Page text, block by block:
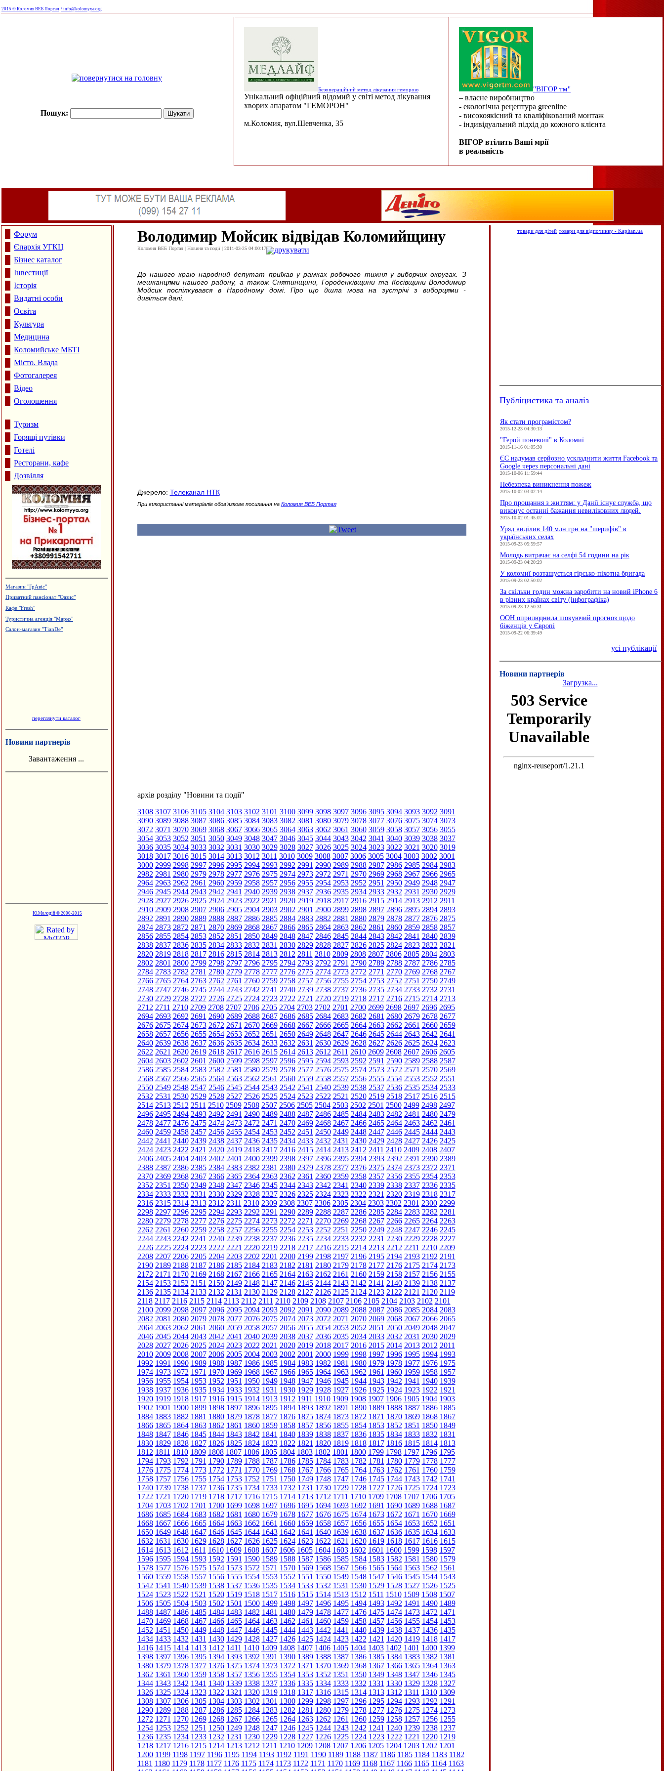
2015 © Коломия ВЕБ Портал / info@kolomyya.org
Пошук:
Безопераційний метод лікування геморою
Унікальний офіційний відомий у світі метод лікування
хворих апаратом "ГЕМОРОН"
м.Коломия, вул.Шевченка, 35
"ВІГОР тм"
– власне виробництво
- екологічна рецептура greenline
- високоякісний та кваліфікований монтаж
- індивідуальний підхід до кожного клієнта
ВІГОР втілить Ваші мрії
в реальність
Форум
Єпархія УГКЦ
Бізнес каталог
Інвестиції
Історія
Видатні особи
Освіта
Культура
Медицина
Коломийське МБТІ
Місто. Влада
Фотогалерея
Відео
Оголошення
Туризм
Горящі путівки
Готелі
Ресторани, кафе
Дозвілля
Магазин "ГрАвіс"
Приватний пансіонат "Оазис"
Кафе "Fresh"
Туристична агенція "Марко"
Салон-магазин "TianDe"
переглянути каталог
Новини партнерів
Завантаження ...
Ю.Молодій © 2000-2015
Володимир Мойсик відвідав Коломийщину
Коломия ВЕБ Портал | Новини та події | 2011-03-25 04:00:17 друкувати
До нашого краю народний депутат приїхав у рамках робочого тижня у виборчих округах. З
мешканцями нашого району, а також Снятинщини, Городенківщини та Косівщини Володимир
Мойсик поспілкувався в Народному домі. Про що йшла мова на зустрічі з виборцями -
дивіться далі.
Джерело: Телеканал НТК
При використанні матеріалів обов'язкове посилання на Коломия ВЕБ Портал
архів розділу "Новини та події"
3108 3107 3106 3105 3104 3103 3102 3101 3100 3099 3098 3097 3096 3095 3094 3093 3092 3091
3090 3089 3088 3087 3086 3085 3084 3083 3082 3081 3080 3079 3078 3077 3076 3075 3074 3073
3072 3071 3070 3069 3068 3067 3066 3065 3064 3063 3062 3061 3060 3059 3058 3057 3056 3055
3054 3053 3052 3051 3050 3049 3048 3047 3046 3045 3044 3043 3042 3041 3040 3039 3038 3037
3036 3035 3034 3033 3032 3031 3030 3029 3028 3027 3026 3025 3024 3023 3022 3021 3020 3019
3018 3017 3016 3015 3014 3013 3012 3011 3010 3009 3008 3007 3006 3005 3004 3003 3002 3001
3000 2999 2998 2997 2996 2995 2994 2993 2992 2991 2990 2989 2988 2987 2986 2985 2984 2983
2982 2981 2980 2979 2978 2977 2976 2975 2974 2973 2972 2971 2970 2969 2968 2967 2966 2965
2964 2963 2962 2961 2960 2959 2958 2957 2956 2955 2954 2953 2952 2951 2950 2949 2948 2947
2946 2945 2944 2943 2942 2941 2940 2939 2938 2937 2936 2935 2934 2933 2932 2931 2930 2929
2928 2927 2926 2925 2924 2923 2922 2921 2920 2919 2918 2917 2916 2915 2914 2913 2912 2911
2910 2909 2908 2907 2906 2905 2904 2903 2902 2901 2900 2899 2898 2897 2896 2895 2894 2893
2892 2891 2890 2889 2888 2887 2886 2885 2884 2883 2882 2881 2880 2879 2878 2877 2876 2875
2874 2873 2872 2871 2870 2869 2868 2867 2866 2865 2864 2863 2862 2861 2860 2859 2858 2857
2856 2855 2854 2853 2852 2851 2850 2849 2848 2847 2846 2845 2844 2843 2842 2841 2840 2839
2838 2837 2836 2835 2834 2833 2832 2831 2830 2829 2828 2827 2826 2825 2824 2823 2822 2821
2820 2819 2818 2817 2816 2815 2814 2813 2812 2811 2810 2809 2808 2807 2806 2805 2804 2803
2802 2801 2800 2799 2798 2797 2796 2795 2794 2793 2792 2791 2790 2789 2788 2787 2786 2785
2784 2783 2782 2781 2780 2779 2778 2777 2776 2775 2774 2773 2772 2771 2770 2769 2768 2767
2766 2765 2764 2763 2762 2761 2760 2759 2758 2757 2756 2755 2754 2753 2752 2751 2750 2749
2748 2747 2746 2745 2744 2743 2742 2741 2740 2739 2738 2737 2736 2735 2734 2733 2732 2731
2730 2729 2728 2727 2726 2725 2724 2723 2722 2721 2720 2719 2718 2717 2716 2715 2714 2713
2712 2711 2710 2709 2708 2707 2706 2705 2704 2703 2702 2701 2700 2699 2698 2697 2696 2695
2694 2693 2692 2691 2690 2689 2688 2687 2686 2685 2684 2683 2682 2681 2680 2679 2678 2677
2676 2675 2674 2673 2672 2671 2670 2669 2668 2667 2666 2665 2664 2663 2662 2661 2660 2659
2658 2657 2656 2655 2654 2653 2652 2651 2650 2649 2648 2647 2646 2645 2644 2643 2642 2641
2640 2639 2638 2637 2636 2635 2634 2633 2632 2631 2630 2629 2628 2627 2626 2625 2624 2623
2622 2621 2620 2619 2618 2617 2616 2615 2614 2613 2612 2611 2610 2609 2608 2607 2606 2605
2604 2603 2602 2601 2600 2599 2598 2597 2596 2595 2594 2593 2592 2591 2590 2589 2588 2587
2586 2585 2584 2583 2582 2581 2580 2579 2578 2577 2576 2575 2574 2573 2572 2571 2570 2569
2568 2567 2566 2565 2564 2563 2562 2561 2560 2559 2558 2557 2556 2555 2554 2553 2552 2551
2550 2549 2548 2547 2546 2545 2544 2543 2542 2541 2540 2539 2538 2537 2536 2535 2534 2533
2532 2531 2530 2529 2528 2527 2526 2525 2524 2523 2522 2521 2520 2519 2518 2517 2516 2515
2514 2513 2512 2511 2510 2509 2508 2507 2506 2505 2504 2503 2502 2501 2500 2499 2498 2497
2496 2495 2494 2493 2492 2491 2490 2489 2488 2487 2486 2485 2484 2483 2482 2481 2480 2479
2478 2477 2476 2475 2474 2473 2472 2471 2470 2469 2468 2467 2466 2465 2464 2463 2462 2461
2460 2459 2458 2457 2456 2455 2454 2453 2452 2451 2450 2449 2448 2447 2446 2445 2444 2443
2442 2441 2440 2439 2438 2437 2436 2435 2434 2433 2432 2431 2430 2429 2428 2427 2426 2425
2424 2423 2422 2421 2420 2419 2418 2417 2416 2415 2414 2413 2412 2411 2410 2409 2408 2407
2406 2405 2404 2403 2402 2401 2400 2399 2398 2397 2396 2395 2394 2393 2392 2391 2390 2389
2388 2387 2386 2385 2384 2383 2382 2381 2380 2379 2378 2377 2376 2375 2374 2373 2372 2371
2370 2369 2368 2367 2366 2365 2364 2363 2362 2361 2360 2359 2358 2357 2356 2355 2354 2353
2352 2351 2350 2349 2348 2347 2346 2345 2344 2343 2342 2341 2340 2339 2338 2337 2336 2335
2334 2333 2332 2331 2330 2329 2328 2327 2326 2325 2324 2323 2322 2321 2320 2319 2318 2317
2316 2315 2314 2313 2312 2311 2310 2309 2308 2307 2306 2305 2304 2303 2302 2301 2300 2299
2298 2297 2296 2295 2294 2293 2292 2291 2290 2289 2288 2287 2286 2285 2284 2283 2282 2281
2280 2279 2278 2277 2276 2275 2274 2273 2272 2271 2270 2269 2268 2267 2266 2265 2264 2263
2262 2261 2260 2259 2258 2257 2256 2255 2254 2253 2252 2251 2250 2249 2248 2247 2246 2245
2244 2243 2242 2241 2240 2239 2238 2237 2236 2235 2234 2233 2232 2231 2230 2229 2228 2227
2226 2225 2224 2223 2222 2221 2220 2219 2218 2217 2216 2215 2214 2213 2212 2211 2210 2209
2208 2207 2206 2205 2204 2203 2202 2201 2200 2199 2198 2197 2196 2195 2194 2193 2192 2191
2190 2189 2188 2187 2186 2185 2184 2183 2182 2181 2180 2179 2178 2177 2176 2175 2174 2173
2172 2171 2170 2169 2168 2167 2166 2165 2164 2163 2162 2161 2160 2159 2158 2157 2156 2155
2154 2153 2152 2151 2150 2149 2148 2147 2146 2145 2144 2143 2142 2141 2140 2139 2138 2137
2136 2135 2134 2133 2132 2131 2130 2129 2128 2127 2126 2125 2124 2123 2122 2121 2120 2119
2118 2117 2116 2115 2114 2113 2112 2111 2110 2109 2108 2107 2106 2105 2104 2103 2102 2101
2100 2099 2098 2097 2096 2095 2094 2093 2092 2091 2090 2089 2088 2087 2086 2085 2084 2083
2082 2081 2080 2079 2078 2077 2076 2075 2074 2073 2072 2071 2070 2069 2068 2067 2066 2065
2064 2063 2062 2061 2060 2059 2058 2057 2056 2055 2054 2053 2052 2051 2050 2049 2048 2047
2046 2045 2044 2043 2042 2041 2040 2039 2038 2037 2036 2035 2034 2033 2032 2031 2030 2029
2028 2027 2026 2025 2024 2023 2022 2021 2020 2019 2018 2017 2016 2015 2014 2013 2012 2011
2010 2009 2008 2007 2006 2005 2004 2003 2002 2001 2000 1999 1998 1997 1996 1995 1994 1993
1992 1991 1990 1989 1988 1987 1986 1985 1984 1983 1982 1981 1980 1979 1978 1977 1976 1975
1974 1973 1972 1971 1970 1969 1968 1967 1966 1965 1964 1963 1962 1961 1960 1959 1958 1957
1956 1955 1954 1953 1952 1951 1950 1949 1948 1947 1946 1945 1944 1943 1942 1941 1940 1939
1938 1937 1936 1935 1934 1933 1932 1931 1930 1929 1928 1927 1926 1925 1924 1923 1922 1921
1920 1919 1918 1917 1916 1915 1914 1913 1912 1911 1910 1909 1908 1907 1906 1905 1904 1903
1902 1901 1900 1899 1898 1897 1896 1895 1894 1893 1892 1891 1890 1889 1888 1887 1886 1885
1884 1883 1882 1881 1880 1879 1878 1877 1876 1875 1874 1873 1872 1871 1870 1869 1868 1867
1866 1865 1864 1863 1862 1861 1860 1859 1858 1857 1856 1855 1854 1853 1852 1851 1850 1849
1848 1847 1846 1845 1844 1843 1842 1841 1840 1839 1838 1837 1836 1835 1834 1833 1832 1831
1830 1829 1828 1827 1826 1825 1824 1823 1822 1821 1820 1819 1818 1817 1816 1815 1814 1813
1812 1811 1810 1809 1808 1807 1806 1805 1804 1803 1802 1801 1800 1799 1798 1797 1796 1795
1794 1793 1792 1791 1790 1789 1788 1787 1786 1785 1784 1783 1782 1781 1780 1779 1778 1777
1776 1775 1774 1773 1772 1771 1770 1769 1768 1767 1766 1765 1764 1763 1762 1761 1760 1759
1758 1757 1756 1755 1754 1753 1752 1751 1750 1749 1748 1747 1746 1745 1744 1743 1742 1741
1740 1739 1738 1737 1736 1735 1734 1733 1732 1731 1730 1729 1728 1727 1726 1725 1724 1723
1722 1721 1720 1719 1718 1717 1716 1715 1714 1713 1712 1711 1710 1709 1708 1707 1706 1705
1704 1703 1702 1701 1700 1699 1698 1697 1696 1695 1694 1693 1692 1691 1690 1689 1688 1687
1686 1685 1684 1683 1682 1681 1680 1679 1678 1677 1676 1675 1674 1673 1672 1671 1670 1669
1668 1667 1666 1665 1664 1663 1662 1661 1660 1659 1658 1657 1656 1655 1654 1653 1652 1651
1650 1649 1648 1647 1646 1645 1644 1643 1642 1641 1640 1639 1638 1637 1636 1635 1634 1633
1632 1631 1630 1629 1628 1627 1626 1625 1624 1623 1622 1621 1620 1619 1618 1617 1616 1615
1614 1613 1612 1611 1610 1609 1608 1607 1606 1605 1604 1603 1602 1601 1600 1599 1598 1597
1596 1595 1594 1593 1592 1591 1590 1589 1588 1587 1586 1585 1584 1583 1582 1581 1580 1579
1578 1577 1576 1575 1574 1573 1572 1571 1570 1569 1568 1567 1566 1565 1564 1563 1562 1561
1560 1559 1558 1557 1556 1555 1554 1553 1552 1551 1550 1549 1548 1547 1546 1545 1544 1543
1542 1541 1540 1539 1538 1537 1536 1535 1534 1533 1532 1531 1530 1529 1528 1527 1526 1525
1524 1523 1522 1521 1520 1519 1518 1517 1516 1515 1514 1513 1512 1511 1510 1509 1508 1507
1506 1505 1504 1503 1502 1501 1500 1499 1498 1497 1496 1495 1494 1493 1492 1491 1490 1489
1488 1487 1486 1485 1484 1483 1482 1481 1480 1479 1478 1477 1476 1475 1474 1473 1472 1471
1470 1469 1468 1467 1466 1465 1464 1463 1462 1461 1460 1459 1458 1457 1456 1455 1454 1453
1452 1451 1450 1449 1448 1447 1446 1445 1444 1443 1442 1441 1440 1439 1438 1437 1436 1435
1434 1433 1432 1431 1430 1429 1428 1427 1426 1425 1424 1423 1422 1421 1420 1419 1418 1417
1416 1415 1414 1413 1412 1411 1410 1409 1408 1407 1406 1405 1404 1403 1402 1401 1400 1399
1398 1397 1396 1395 1394 1393 1392 1391 1390 1389 1388 1387 1386 1385 1384 1383 1382 1381
1380 1379 1378 1377 1376 1375 1374 1373 1372 1371 1370 1369 1368 1367 1366 1365 1364 1363
1362 1361 1360 1359 1358 1357 1356 1355 1354 1353 1352 1351 1350 1349 1348 1347 1346 1345
1344 1343 1342 1341 1340 1339 1338 1337 1336 1335 1334 1333 1332 1331 1330 1329 1328 1327
1326 1325 1324 1323 1322 1321 1320 1319 1318 1317 1316 1315 1314 1313 1312 1311 1310 1309
1308 1307 1306 1305 1304 1303 1302 1301 1300 1299 1298 1297 1296 1295 1294 1293 1292 1291
1290 1289 1288 1287 1286 1285 1284 1283 1282 1281 1280 1279 1278 1277 1276 1275 1274 1273
1272 1271 1270 1269 1268 1267 1266 1265 1264 1263 1262 1261 1260 1259 1258 1257 1256 1255
1254 1253 1252 1251 1250 1249 1248 1247 1246 1245 1244 1243 1242 1241 1240 1239 1238 1237
1236 1235 1234 1233 1232 1231 1230 1229 1228 1227 1226 1225 1224 1223 1222 1221 1220 1219
1218 1217 1216 1215 1214 1213 1212 1211 1210 1209 1208 1207 1206 1205 1204 1203 1202 1201
1200 1199 1198 1197 1196 1195 1194 1193 1192 1191 1190 1189 1188 1187 1186 1185 1184 1183 1182
1181 1180 1179 1178 1177 1176 1175 1174 1173 1172 1171 1170 1169 1168 1167 1166 1165 1164 1163
товари для дітей товари для відпочинку - Kapitan.ua
Публіцистика та аналіз
Як стати програмістом?
2015-12-23 04:30:13
"Герой поневолі" в Коломиї
2015-11-16 01:05:30
ЄC надумав серйозно ускладнити життя Facebook та
Google через персональні дані
2015-10-06 11:59:44
Небезпека виникнення пожеж
2015-10-02 03:02:14
Про прощання з життям: у Данії існує служба, що
виконує останні бажання невиліковних людей.
2015-10-02 01:45:07
Уряд виділив 140 млн грн на "шерифів" в
українських селах
2015-09-23 05:59:57
Молодь витрачає на селфі 54 години на рік
2015-09-23 04:20:29
У коломиї розташується гірсько-піхотна бригада
2015-09-23 02:50:02
За скільки годин можна заробити на новий iPhone 6
в різних країнах світу (інфографіка)
2015-09-23 12:50:31
ООН оприлюднила шокуючий прогноз щодо
біженців у Європі
2015-09-22 06:39:49
усі публікації
Новини партнерів
Загрузка...